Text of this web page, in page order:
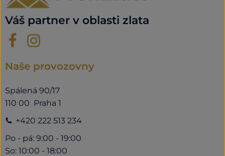
Váš partner v oblasti zlata
Naše provozovny
Spálená 90/17
110 00 Praha 1
+420 222 513 234
Po - pá: 9:00 - 19:00
So: 10:00 - 18:00